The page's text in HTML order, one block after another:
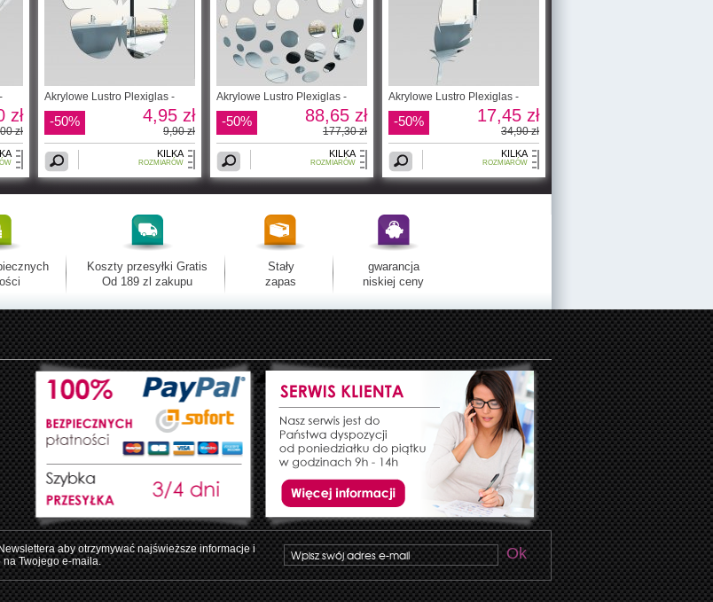
zł
zł
Akrylowe Lustro Plexiglas -
-50% 4,95 zł
9,90 zł
KILKA
ROZMIARÓW
Akrylowe Lustro Plexiglas -
-50% 88,65 zł
177,30 zł
KILKA
ROZMIARÓW
Akrylowe Lustro Plexiglas -
-50% 17,45 zł
34,90 zł
KILKA
ROZMIARÓW
Koszty przesyłki Gratis
Od 189 zl zakupu
Stały
zapas
gwarancja
niskiej ceny
aby otrzymywać najświeższe informacje i
Twojego e-maila.
Ok